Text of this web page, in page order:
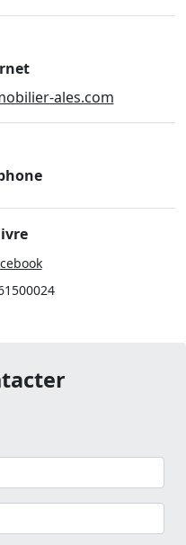
ales.com